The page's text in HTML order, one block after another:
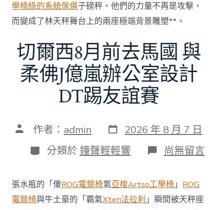
學椅綠的系統傢俱子磅秤。他們的力量不再是攻擊，
而變成了林天秤舞台上的兩座極端背景雕塑**。
切爾西8月前去馬國 與
柔佛J億嵐辦公室設計
DT踢友誼賽
文 作者： admin 發
表
日
期
2026 年 8 月 7 日
分
類
分類於 鐘聲輕輕響 在
〈切
西
8
月
尚無留言
張水瓶的「傻ROG電競椅氣亞梭Artso工學椅」 ROG
電競椅與牛土豪的「霸氣Xten法拉利」瞬間被天秤座